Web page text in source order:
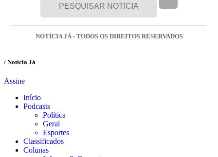
NOTÍCIA JÁ - TODOS OS DIREITOS RESERVADOS
/ Notícia Já
Assine
Início
Podcasts
Política
Geral
Esportes
Classificados
Colunas